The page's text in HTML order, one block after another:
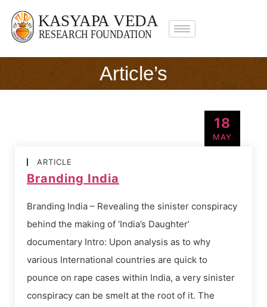
Article’s
18
MAY
ARTICLE
Branding India
Branding India – Revealing the sinister conspiracy
behind the making of ‘India’s Daughter’
documentary Intro: Upon analysis as to why
various International countries are quick to
pounce on rape cases within India, a very sinister
conspiracy can be smelt at the root of it. The